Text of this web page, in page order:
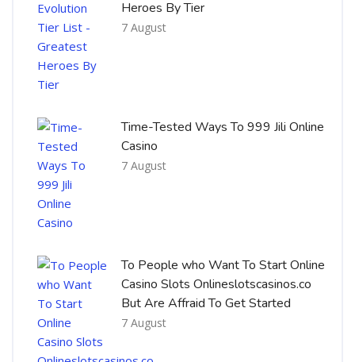
Heroes By Tier
7 August
Time-Tested Ways To 999 Jili Online
Casino
7 August
To People who Want To Start Online
Casino Slots Onlineslotscasinos.co
But Are Affraid To Get Started
7 August